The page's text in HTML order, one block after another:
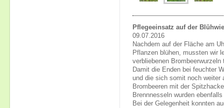
Pflegeeinsatz auf der
09.07.2016
Nachdem auf der Fläche am
Pflanzen blühen, mussten wir
verbliebenen
Damit die Enden bei feuchter
und die sich somit noch weiter
Brombeeren mit der
Brennnesseln wurden
Bei der Gelegenheit konnten